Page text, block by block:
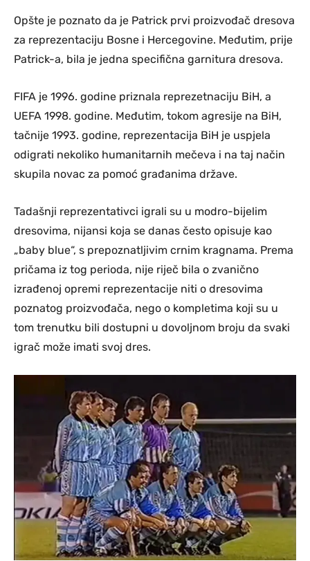
Opšte je poznato da je Patrick prvi proizvođač dresova
za reprezentaciju Bosne i Hercegovine. Međutim, prije
Patrick-a, bila je jedna specifična garnitura dresova.
FIFA je 1996. godine priznala reprezetnaciju BiH, a
UEFA 1998. godine. Međutim, tokom agresije na BiH,
tačnije 1993. godine, reprezentacija BiH je uspjela
odigrati nekoliko humanitarnih mečeva i na taj način
skupila novac za pomoć građanima države.
Tadašnji reprezentativci igrali su u modro-bijelim
dresovima, nijansi koja se danas često opisuje kao
„baby blue“, s prepoznatljivim crnim kragnama. Prema
pričama iz tog perioda, nije riječ bila o zvanično
izrađenoj opremi reprezentacije niti o dresovima
poznatog proizvođača, nego o kompletima koji su u
tom trenutku bili dostupni u dovoljnom broju da svaki
igrač može imati svoj dres.